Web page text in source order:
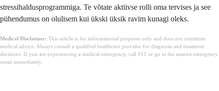
stressihaldusprogrammiga. Te võtate aktiivse rolli oma tervises ja see
pühendumus on olulisem kui ükski üksik ravim kunagi oleks.
Medical Disclaimer: This article is for informational purposes only and does not constitute
medical advice. Always consult a qualified healthcare provider for diagnosis and treatment
decisions. If you are experiencing a medical emergency, call 911 or go to the nearest emergency
room immediately.